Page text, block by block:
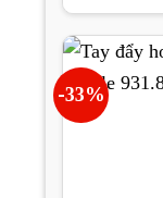
-33%